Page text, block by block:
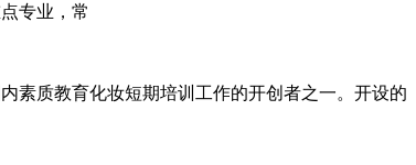
专业，常
素质教育化妆短期培训工作的开创者之一。开设的